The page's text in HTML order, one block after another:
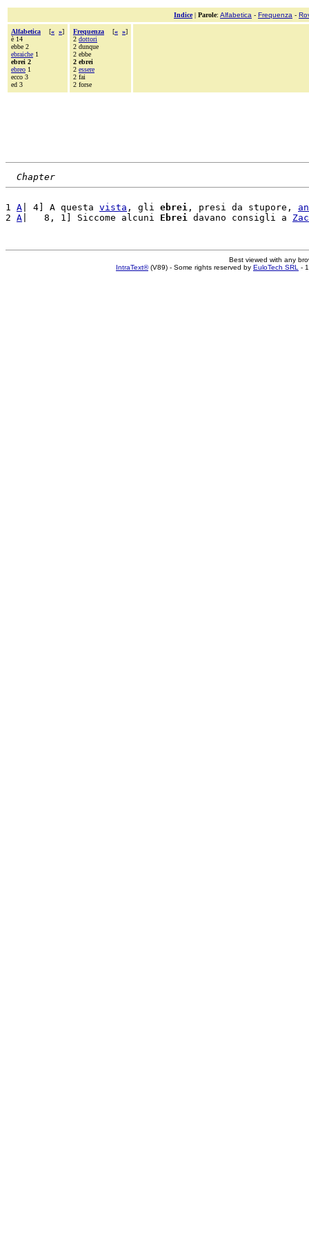
Indice| Parole: Alfabetica - Frequenza -
Alfabetica [« »]
è 14
ebbe 2
ebraiche 1
ebrei 2
ebreo 1
ecco 3
ed 3
Frequenza [« »]
2 dottori
2 dunque
2 ebbe
2 ebrei
2 essere
2 fai
2 forse
Chapter
1 A | 4] A questa vista , gli ebrei , presi da stupore,
2 A |   8, 1] Siccome alcuni Ebrei davano consigli a
Best viewed with any
IntraText®(V89) - Some rights reserved by EuloTech SRL -